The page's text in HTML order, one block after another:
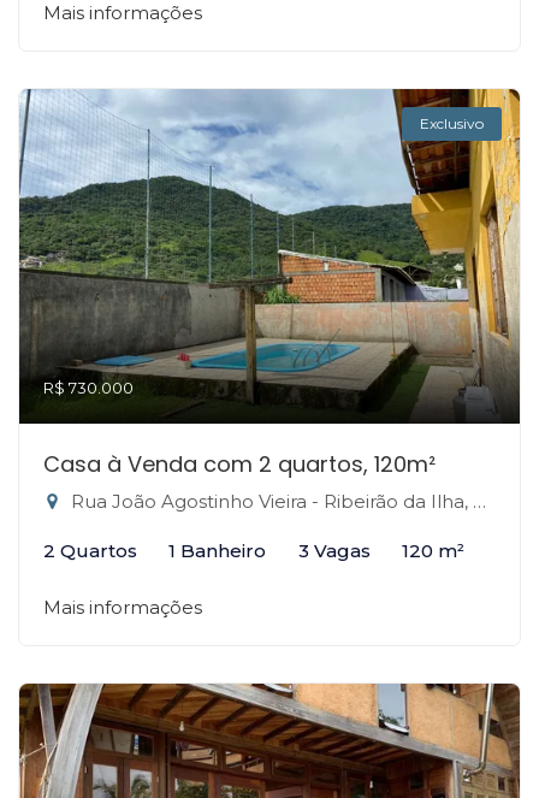
Mais informações
Exclusivo
R$ 730.000
Casa à Venda com 2 quartos, 120m²
Rua João Agostinho Vieira - Ribeirão da Ilha, Florianópolis-SC
2 Quartos 1 Banheiro 3 Vagas 120 m²
Mais informações